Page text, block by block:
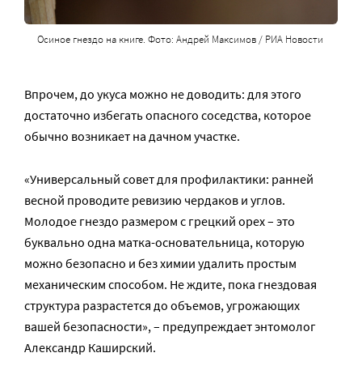
Осиное гнездо на книге. Фото: Андрей Максимов / РИА Новости
Впрочем, до укуса можно не доводить: для этого
достаточно избегать опасного соседства, которое
обычно возникает на дачном участке.
«Универсальный совет для профилактики: ранней
весной проводите ревизию чердаков и углов.
Молодое гнездо размером с грецкий орех – это
буквально одна матка-основательница, которую
можно безопасно и без химии удалить простым
механическим способом. Не ждите, пока гнездовая
структура разрастется до объемов, угрожающих
вашей безопасности», – предупреждает энтомолог
Александр Каширский.